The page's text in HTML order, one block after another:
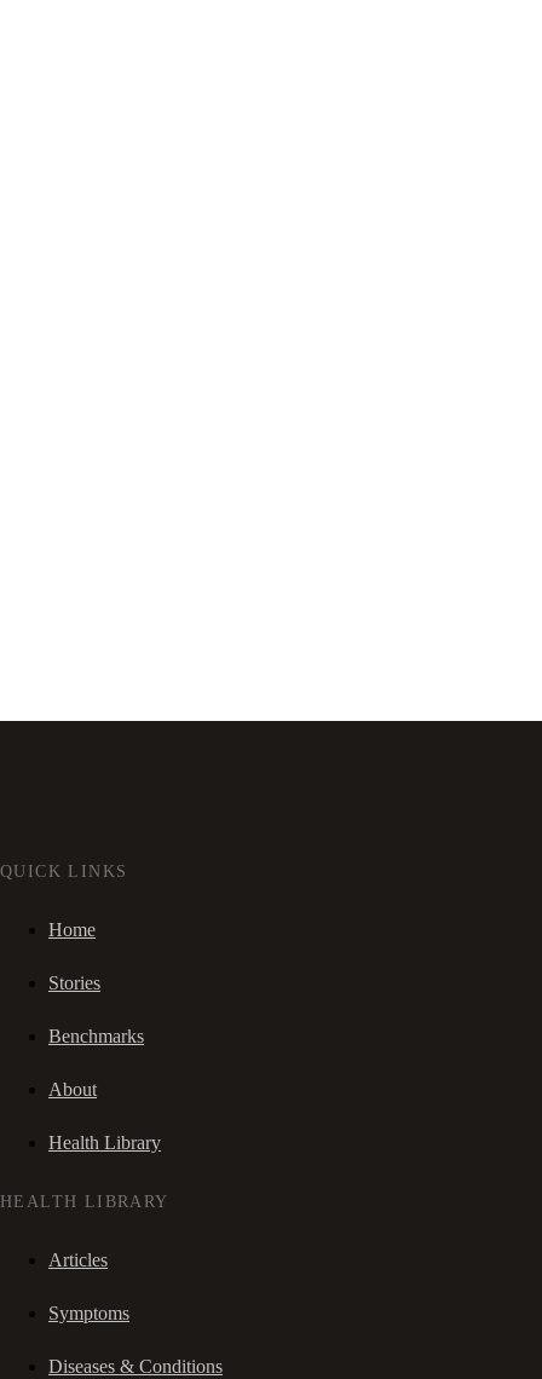
QUICK LINKS
Home
Stories
Benchmarks
About
Health Library
HEALTH LIBRARY
Articles
Symptoms
Diseases & Conditions